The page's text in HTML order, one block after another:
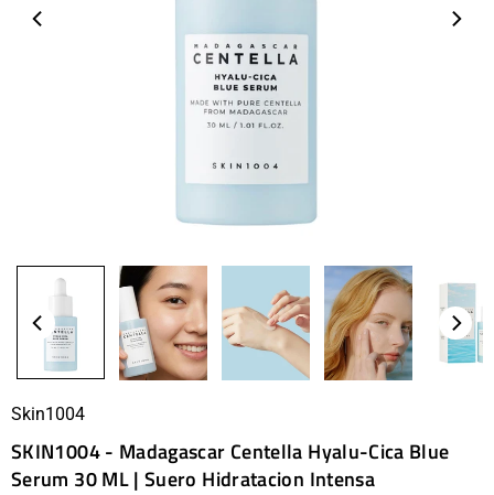
Skin1004
SKIN1004 - Madagascar Centella Hyalu-Cica Blue
Serum 30 ML | Suero Hidratacion Intensa